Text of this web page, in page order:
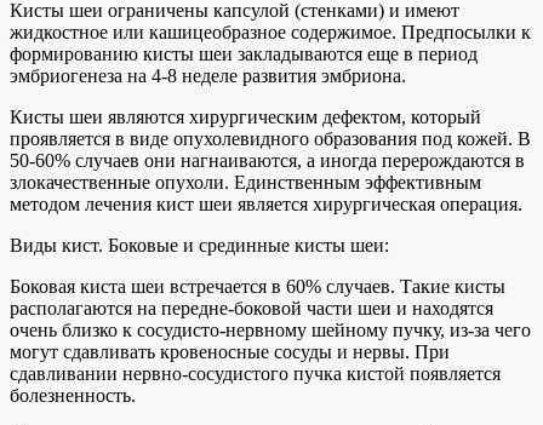
Кисты шеи ограничены капсулой (стенками) и имеют
жидкостное или кашицеобразное содержимое. Предпосылки к
формированию кисты шеи закладываются еще в период
эмбриогенеза на 4-8 неделе развития эмбриона.
Кисты шеи являются хирургическим дефектом, который
проявляется в виде опухолевидного образования под кожей. В
50-60% случаев они нагнаиваются, а иногда перерождаются в
злокачественные опухоли. Единственным эффективным
методом лечения кист шеи является хирургическая операция.
Виды кист. Боковые и срединные кисты шеи:
Боковая киста шеи встречается в 60% случаев. Такие кисты
располагаются на передне-боковой части шеи и находятся
очень близко к сосудисто-нервному шейному пучку, из-за чего
могут сдавливать кровеносные сосуды и нервы. При
сдавливании нервно-сосудистого пучка кистой появляется
болезненность.